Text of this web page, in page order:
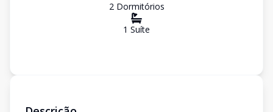
2Dormitórios
1 Suíte